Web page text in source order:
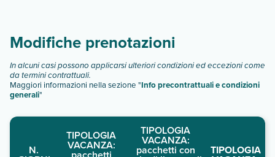
Modifiche prenotazioni
In alcuni casi possono applicarsi ulteriori condizioni ed eccezioni come
da termini contrattuali.
Maggiori informazioni nella sezione "Info precontrattuali e condizioni
generali"
N.
TIPOLOGIA
VACANZA:
TIPOLOGIA
VACANZA:
pacchetti con TIPOLOGIA